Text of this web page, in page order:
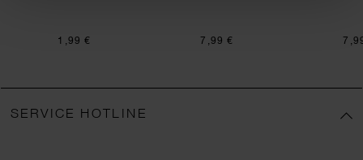
1,99 € 7,99 €
SERVICE HOTLINE